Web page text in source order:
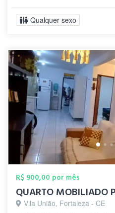
Qualquer sexo
R$ 900,00 por mês
Vila União, Fortaleza - CE